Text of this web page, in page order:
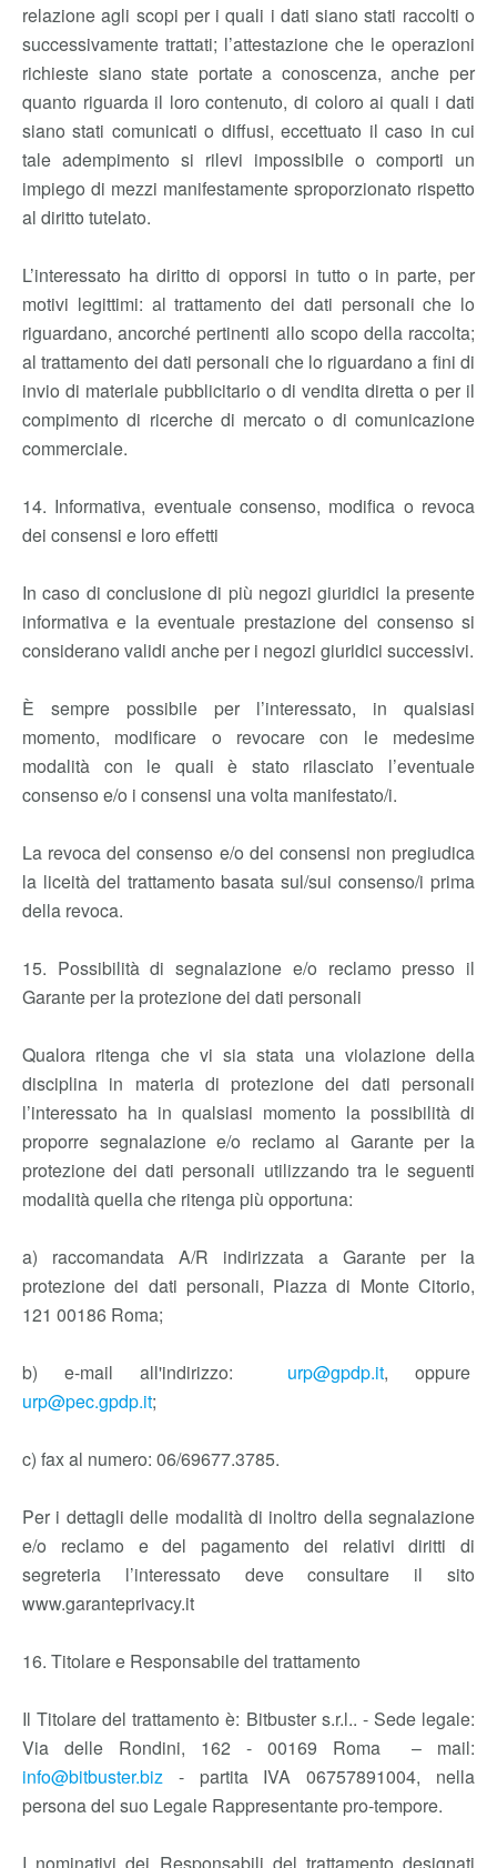
relazione agli scopi per i quali i dati siano stati raccolti o
successivamente trattati; l’attestazione che le operazioni
richieste siano state portate a conoscenza, anche per
quanto riguarda il loro contenuto, di coloro ai quali i dati
siano stati comunicati o diffusi, eccettuato il caso in cui
tale adempimento si rilevi impossibile o comporti un
impiego di mezzi manifestamente sproporzionato rispetto
al diritto tutelato.
L’interessato ha diritto di opporsi in tutto o in parte, per
motivi legittimi: al trattamento dei dati personali che lo
riguardano, ancorché pertinenti allo scopo della raccolta;
al trattamento dei dati personali che lo riguardano a fini di
invio di materiale pubblicitario o di vendita diretta o per il
compimento di ricerche di mercato o di comunicazione
commerciale.
14. Informativa, eventuale consenso, modifica o revoca
dei consensi e loro effetti
In caso di conclusione di più negozi giuridici la presente
informativa e la eventuale prestazione del consenso si
considerano validi anche per i negozi giuridici successivi.
È sempre possibile per l’interessato, in qualsiasi
momento, modificare o revocare con le medesime
modalità con le quali è stato rilasciato l’eventuale
consenso e/o i consensi una volta manifestato/i.
La revoca del consenso e/o dei consensi non pregiudica
la liceità del trattamento basata sul/sui consenso/i prima
della revoca.
15. Possibilità di segnalazione e/o reclamo presso il
Garante per la protezione dei dati personali
Qualora ritenga che vi sia stata una violazione della
disciplina in materia di protezione dei dati personali
l’interessato ha in qualsiasi momento la possibilità di
proporre segnalazione e/o reclamo al Garante per la
protezione dei dati personali utilizzando tra le seguenti
modalità quella che ritenga più opportuna:
a) raccomandata A/R indirizzata a Garante per la
protezione dei dati personali, Piazza di Monte Citorio,
121 00186 Roma;
b) e-mail all'indirizzo: urp@gpdp.it, oppure
urp@pec.gpdp.it;
c) fax al numero: 06/69677.3785.
Per i dettagli delle modalità di inoltro della segnalazione
e/o reclamo e del pagamento dei relativi diritti di
segreteria l’interessato deve consultare il sito
www.garanteprivacy.it
16. Titolare e Responsabile del trattamento
Il Titolare del trattamento è: Bitbuster s.r.l.. - Sede legale:
Via delle Rondini, 162 - 00169 Roma – mail:
info@bitbuster.biz - partita IVA 06757891004, nella
persona del suo Legale Rappresentante pro-tempore.